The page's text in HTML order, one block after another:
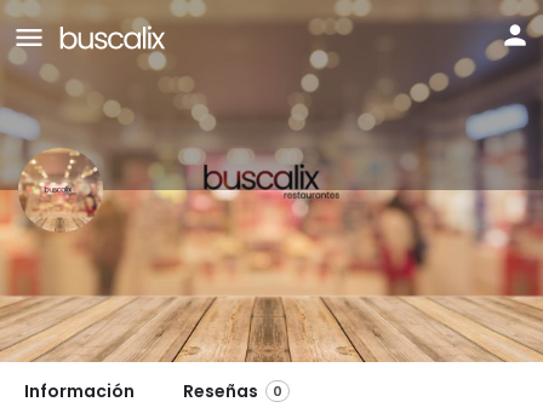
EL CENTRE
Teléfono:
973 524 425 Llamar Chat
Información Reseñas 0